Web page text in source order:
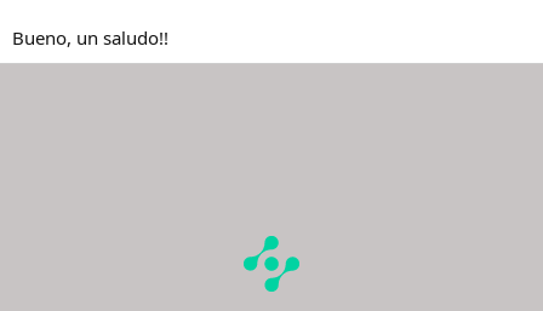
Bueno, un saludo!!